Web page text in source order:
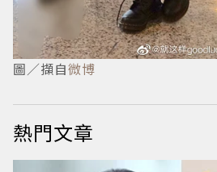
圖／擷自微博
熱門文章